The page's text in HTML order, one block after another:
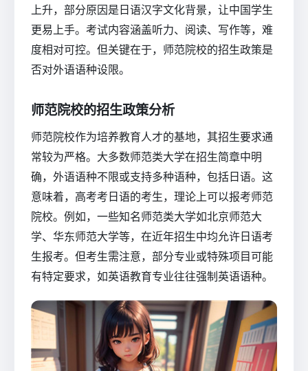
上升，部分原因是日语汉字文化背景，让中国学生
更易上手。考试内容涵盖听力、阅读、写作等，难
度相对可控。但关键在于，师范院校的招生政策是
否对外语语种设限。
师范院校的招生政策分析
师范院校作为培养教育人才的基地，其招生要求通
常较为严格。大多数师范类大学在招生简章中明
确，外语语种不限或支持多种语种，包括日语。这
意味着，高考考日语的考生，理论上可以报考师范
院校。例如，一些知名师范类大学如北京师范大
学、华东师范大学等，在近年招生中均允许日语考
生报考。但考生需注意，部分专业或特殊项目可能
有特定要求，如英语教育专业往往强制英语语种。